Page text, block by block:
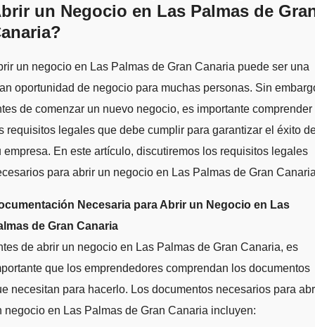
un Negocio en Las Palmas de
un negocio en Las Palmas de Gran Canaria puede ser una
oportunidad de negocio para muchas personas. Sin
de comenzar un nuevo negocio, es importante comprender
requisitos legales que debe cumplir para garantizar el éxito
empresa. En este artículo, discutiremos los requisitos legales
para abrir un negocio en Las Palmas de Gran
Necesaria para Abrir un Negocio en Las
de Gran Canaria
de abrir un negocio en Las Palmas de Gran Canaria, es
que los emprendedores comprendan los documentos
necesitan para hacerlo. Los documentos necesarios para
negocio en Las Palmas de Gran Canaria incluyen: